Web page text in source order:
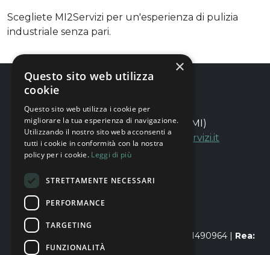
Scegliete MI2Servizi per un'esperienza di pulizia
industriale senza pari.
Via Siusi, 16 - 20132 Milano (MI)
+39 0267075278|info@mi2servizi.it
PRIVACY POLICY CANDIDATI
Copyright © MI2 Servizi S.r.l. | 09941490964 | Rea:
×
Questo sito web utilizza
cookie
Questo sito web utilizza i cookie per
migliorare la tua esperienza di navigazione.
Utilizzando il nostro sito web acconsenti a
tutti i cookie in conformità con la nostra
policy per i cookie. Leggi di più
STRETTAMENTE NECESSARI
PERFORMANCE
TARGETING
FUNZIONALITÀ